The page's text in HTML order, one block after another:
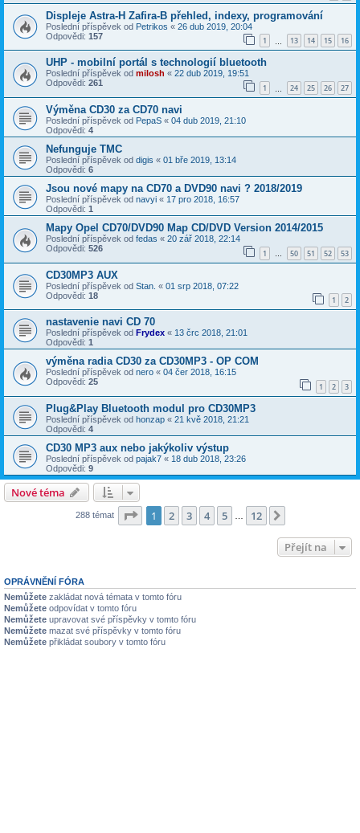
Displeje Astra-H Zafira-B přehled, indexy, programování
Poslední příspěvek od Petrikos « 26 dub 2019, 20:04
Odpovědi: 157 1 13 14 15 16
UHP - mobilní portál s technologií bluetooth
Poslední příspěvek od milosh « 22 dub 2019, 19:51
Odpovědi: 261 1 24 25 26 27
Výměna CD30 za CD70 navi
Poslední příspěvek od PepaS « 04 dub 2019, 21:10
Odpovědi: 4
Nefunguje TMC
Poslední příspěvek od digis « 01 bře 2019, 13:14
Odpovědi: 6
Jsou nové mapy na CD70 a DVD90 navi ? 2018/2019
Poslední příspěvek od navyi « 17 pro 2018, 16:57
Odpovědi: 1
Mapy Opel CD70/DVD90 Map CD/DVD Version 2014/2015
Poslední příspěvek od fedas « 20 zář 2018, 22:14
Odpovědi: 526 1 … 50 51 52 53
CD30MP3 AUX
Poslední příspěvek od Stan. « 01 srp 2018, 07:22
Odpovědi: 18 1 2
nastavenie navi CD 70
Poslední příspěvek od Frydex « 13 črc 2018, 21:01
Odpovědi: 1
výměna radia CD30 za CD30MP3 - OP COM
Poslední příspěvek od nero « 04 čer 2018, 16:15
Odpovědi: 25 1 2 3
Plug&Play Bluetooth modul pro CD30MP3
Poslední příspěvek od honzap « 21 kvě 2018, 21:21
Odpovědi: 4
CD30 MP3 aux nebo jakýkoliv výstup
Poslední příspěvek od pajak7 « 18 dub 2018, 23:26
Odpovědi: 9
Nové téma
288 témat Stránka z 12
1 2 3 4 5 12
Přejít na
OPRÁVNĚNÍ FÓRA
Nemůžete zakládat nová témata v tomto fóru
Nemůžete odpovídat v tomto fóru
Nemůžete upravovat své příspěvky v tomto fóru
Nemůžete mazat své příspěvky v tomto fóru
Nemůžete přikládat soubory v tomto fóru